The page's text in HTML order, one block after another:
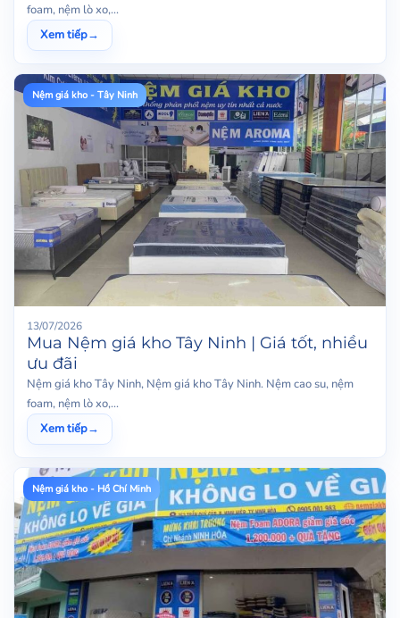
foam, nệm lò xo,...
Xem tiếp→
Nệm giá kho - Tây Ninh
13/07/2026
Mua Nệm giá kho Tây Ninh | Giá tốt, nhiều
ưu đãi
Nệm giá kho Tây Ninh, Nệm giá kho Tây Ninh. Nệm cao su, nệm
foam, nệm lò xo,...
Xem tiếp→
Nệm giá kho - Hồ Chí Minh